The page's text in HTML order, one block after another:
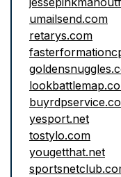
umailsend.com
retarys.com
yesport.net
tostylo.com
yougetthat.net